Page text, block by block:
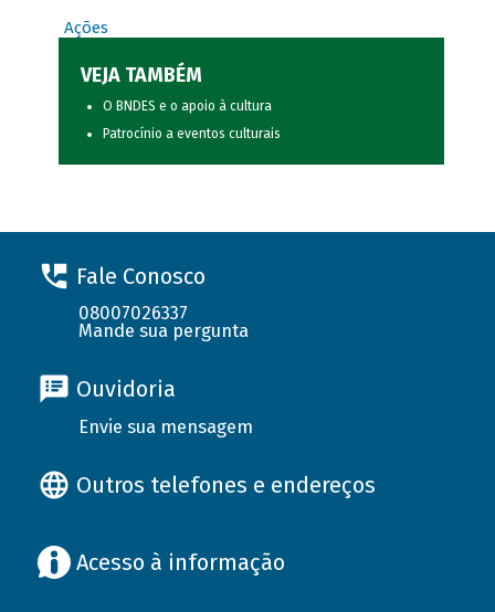
Ações
VEJA TAMBÉM
O BNDES e o apoio à cultura
Patrocínio a eventos culturais
Fale Conosco
08007026337
Mande sua pergunta
Ouvidoria
Envie sua mensagem
Outros telefones e endereços
Acesso à informação